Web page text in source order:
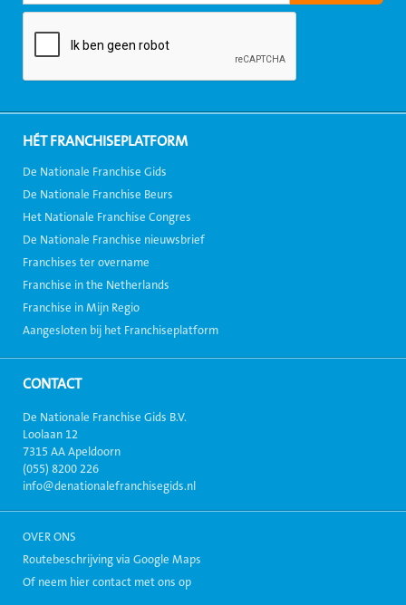
HÉT FRANCHISEPLATFORM
De Nationale Franchise Gids
De Nationale Franchise Beurs
Het Nationale Franchise Congres
De Nationale Franchise nieuwsbrief
Franchises ter overname
Franchise in the Netherlands
Franchise in Mijn Regio
Aangesloten bij het Franchiseplatform
CONTACT
De Nationale Franchise Gids B.V.
Loolaan 12
7315 AA Apeldoorn
(055) 8200 226
info@denationalefranchisegids.nl
OVER ONS
Routebeschrijving via Google Maps
Of neem hier contact met ons op